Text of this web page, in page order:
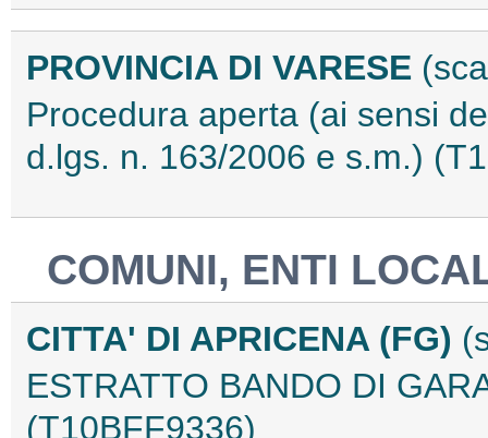
PROVINCIA DI VARESE
Procedura aperta (ai sensi
d.lgs. n. 163/2006 e s.m.)
COMUNI, ENTI
CITTA' DI APRICENA (FG)
ESTRATTO BANDO DI
(T10BFF9336)